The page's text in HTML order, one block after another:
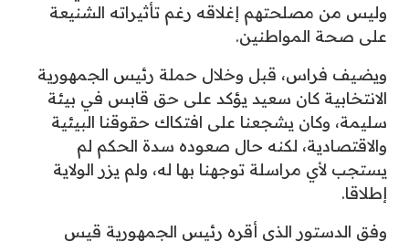
وليس من مصلحتهم إغلاقه رغم تأثيراته الشنيعة
على صحة المواطنين.
ويضيف فراس، قبل وخلال حملة رئيس الجمهورية
الانتخابية كان سعيد يؤكد على حق قابس في بيئة
سليمة، وكان يشجعنا على افتكاك حقوقنا البيئية
والاقتصادية، لكنه حال صعوده سدة الحكم لم
يستجب لأي مراسلة توجهنا بها له، ولم يزر الولاية
إطلاقا.
وفق الدستور الذي أقره رئيس الجمهورية قيس